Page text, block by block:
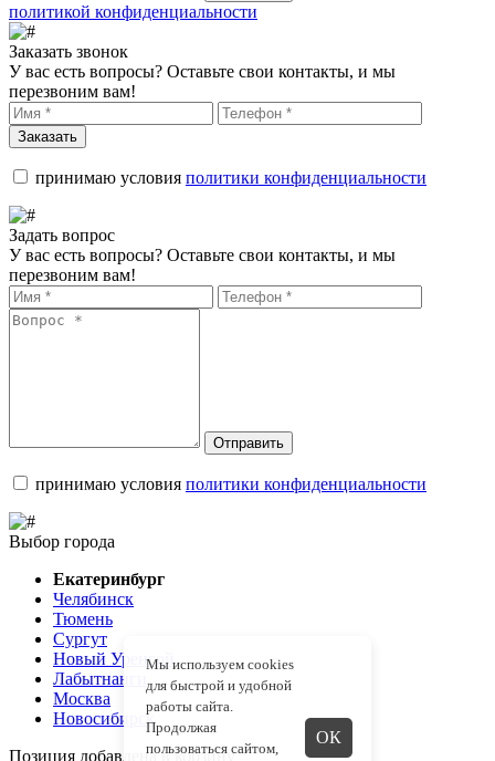
политикой конфиденциальности
Заказать звонок
У вас есть вопросы? Оставьте свои контакты, и мы
перезвоним вам!
Заказать
принимаю условия политики конфиденциальности
Задать вопрос
У вас есть вопросы? Оставьте свои контакты, и мы
перезвоним вам!
Отправить
принимаю условия политики конфиденциальности
Выбор города
Екатеринбург
Челябинск
Тюмень
Сургут
Новый Уренгой
Лабытнанги
Москва
Новосибирск
Позиция добавлена в корзину
Мы используем cookies
для быстрой и удобной
работы сайта.
Продолжая
пользоваться сайтом,
ОК